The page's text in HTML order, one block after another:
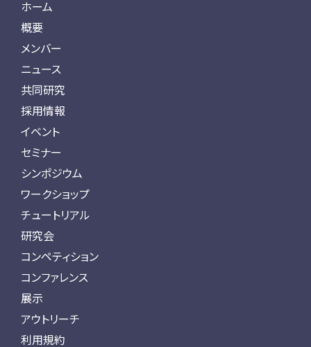
ホーム
概要
メンバー
ニュース
共同研究
採用情報
イベント
セミナー
シンポジウム
ワークショップ
チュートリアル
研究会
コンペティション
コンファレンス
展示
アウトリーチ
利用規約